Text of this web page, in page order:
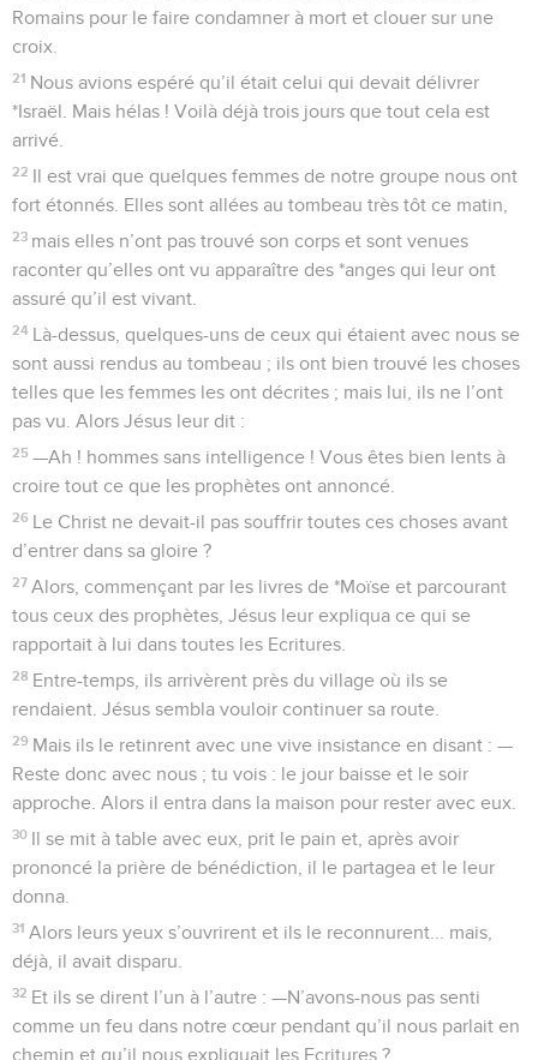
Romains pour le faire condamner à mort et clouer sur une
croix.
21 Nous avions espéré qu’il était celui qui devait délivrer
*Israël. Mais hélas ! Voilà déjà trois jours que tout cela est
arrivé.
22 Il est vrai que quelques femmes de notre groupe nous ont
fort étonnés. Elles sont allées au tombeau très tôt ce matin,
23 mais elles n’ont pas trouvé son corps et sont venues
raconter qu’elles ont vu apparaître des *anges qui leur ont
assuré qu’il est vivant.
24 Là-dessus, quelques-uns de ceux qui étaient avec nous se
sont aussi rendus au tombeau ; ils ont bien trouvé les choses
telles que les femmes les ont décrites ; mais lui, ils ne l’ont
pas vu. Alors Jésus leur dit :
25 —Ah ! hommes sans intelligence ! Vous êtes bien lents à
croire tout ce que les prophètes ont annoncé.
26 Le Christ ne devait-il pas souffrir toutes ces choses avant
d’entrer dans sa gloire ?
27 Alors, commençant par les livres de *Moïse et parcourant
tous ceux des prophètes, Jésus leur expliqua ce qui se
rapportait à lui dans toutes les Ecritures.
28 Entre-temps, ils arrivèrent près du village où ils se
rendaient. Jésus sembla vouloir continuer sa route.
29 Mais ils le retinrent avec une vive insistance en disant : —
Reste donc avec nous ; tu vois : le jour baisse et le soir
approche. Alors il entra dans la maison pour rester avec eux.
30 Il se mit à table avec eux, prit le pain et, après avoir
prononcé la prière de bénédiction, il le partagea et le leur
donna.
31 Alors leurs yeux s’ouvrirent et ils le reconnurent... mais,
déjà, il avait disparu.
32 Et ils se dirent l’un à l’autre : —N’avons-nous pas senti
comme un feu dans notre cœur pendant qu’il nous parlait en
chemin et qu’il nous expliquait les Ecritures ?